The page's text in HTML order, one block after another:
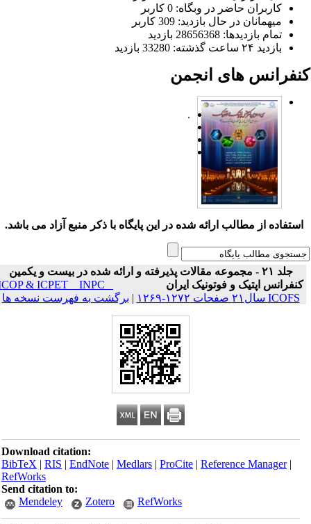
کاربران حاضر در وبگاه: 0 کاربر
میهمانان در حال بازدید: 309 کاربر
تمام بازدید‌ها: 28656368 بازدید
بازدید ۲۴ ساعت گذشته: 33280 بازدید
های انجمن
.
استفاده از مطالب ارائه شده در این پایگاه با ذکر منبع آزاد می باشد.
جلد ۲۱ - مجموعه مقالات پذیرفته و ارائه شده در بیست و یکمین
کنفرانس اپتیک و فوتونیک ایران
ICOP & ICPET _ INPC _
ICOFS سال۲۱ صفحات ۱۲۷۲-۱۲۶۹
| برگشت به فهرست نسخه ها
Download citation:
BibTeX|RIS|EndNote|Medlars|ProCite|Reference Manager
RefWorks
Send citation to:
Mendeley
Zotero RefWorks